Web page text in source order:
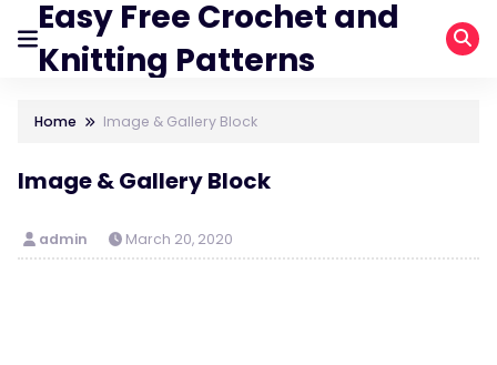
Easy Free Crochet and
Knitting Patterns
Home Image & Gallery Block
Image & Gallery Block
admin March 20, 2020